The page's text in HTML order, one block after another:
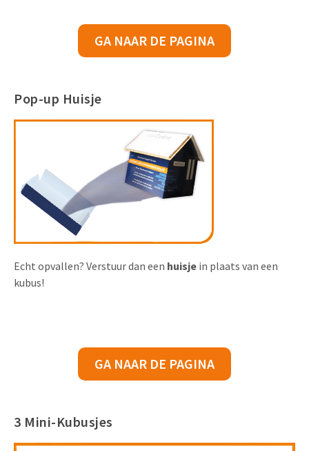
GA NAAR DE PAGINA
Pop-up Huisje
Echt opvallen? Verstuur dan een huisje in plaats van een
kubus!
GA NAAR DE PAGINA
3 Mini-Kubusjes